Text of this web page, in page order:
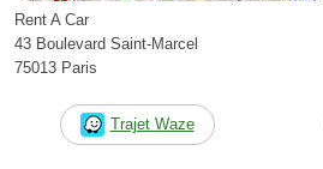
Rent A Car
43 Boulevard Saint-Marcel
75013 Paris
Trajet Waze